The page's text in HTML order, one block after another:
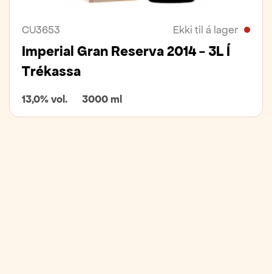
CU3653 Ekki til á lager
Imperial Gran Reserva 2014 - 3L Í
Trékassa
13,0% vol. 3000 ml